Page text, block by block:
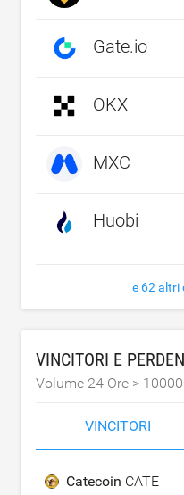
Gate.io
OKX
MXC
Huobi
e 62 altri
VINCITORI E
Volume 24 Ore >
VINCITORI
Catecoin CATE